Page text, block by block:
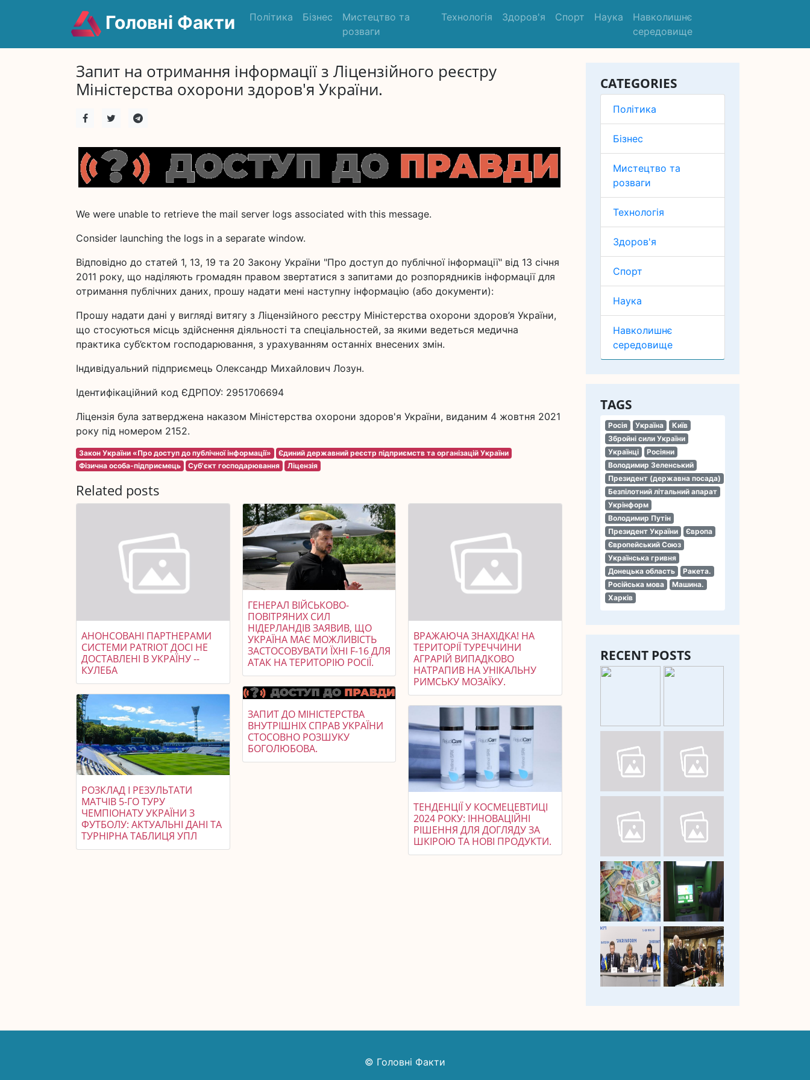
Головні Факти Політика Бізнес
Мистецтво та
розваги
Технологія Здоров'я Спорт Наука
Навколишнє
середовище
CATEGORIES
Політика
Бізнес
Мистецтво та
розваги
Технологія
Здоров'я
Спорт
Наука
Навколишнє
середовище
TAGS
Росія Україна
Київ
Збройні сили України
Українці
Росіяни
Володимир Зеленський
Президент (державна посада)
Безпілотний літальний апарат
Укрінформ
Володимир Путін
Президент України
Європа
Європейський Союз
Українська гривня
Донецька область
Ракета.
Російська мова
Машина.
Харків
RECENT POSTS
Запит на отримання інформації з Ліцензійного реєстру
Міністерства охорони здоров'я України.
We were unable to retrieve the mail server logs associated with this message.
Consider launching the logs in a separate window.
Відповідно до статей 1, 13, 19 та 20 Закону України "Про доступ до публічної інформації" від 13 січня
2011 року, що наділяють громадян правом звертатися з запитами до розпорядників інформації для
отримання публічних даних, прошу надати мені наступну інформацію (або документи):
Прошу надати дані у вигляді витягу з Ліцензійного реєстру Міністерства охорони здоров’я України,
що стосуються місць здійснення діяльності та спеціальностей, за якими ведеться медична
практика суб’єктом господарювання, з урахуванням останніх внесених змін.
Індивідуальний підприємець Олександр Михайлович Лозун.
Ідентифікаційний код ЄДРПОУ: 2951706694
Ліцензія була затверджена наказом Міністерства охорони здоров'я України, виданим 4 жовтня 2021
року під номером 2152.
Закон України «Про доступ до публічної інформації»
Єдиний державний реєстр підприємств та організацій України
Фізична особа-підприємець
Суб'єкт господарювання Ліцензія
Related posts
АНОНСОВАНІ ПАРТНЕРАМИ
СИСТЕМИ PATRIOT ДОСІ НЕ
ДОСТАВЛЕНІ В УКРАЇНУ --
КУЛЕБА
РОЗКЛАД І РЕЗУЛЬТАТИ
МАТЧІВ 5-ГО ТУРУ
ЧЕМПІОНАТУ УКРАЇНИ З
ФУТБОЛУ: АКТУАЛЬНІ ДАНІ ТА
ТУРНІРНА ТАБЛИЦЯ УПЛ
ГЕНЕРАЛ ВІЙСЬКОВО-
ПОВІТРЯНИХ СИЛ
НІДЕРЛАНДІВ ЗАЯВИВ, ЩО
УКРАЇНА МАЄ МОЖЛИВІСТЬ
ЗАСТОСОВУВАТИ ЇХНІ F-16 ДЛЯ
АТАК НА ТЕРИТОРІЮ РОСІЇ.
ЗАПИТ ДО МІНІСТЕРСТВА
ВНУТРІШНІХ СПРАВ УКРАЇНИ
СТОСОВНО РОЗШУКУ
БОГОЛЮБОВА.
ВРАЖАЮЧА ЗНАХІДКА! НА
ТЕРИТОРІЇ ТУРЕЧЧИНИ
АГРАРІЙ ВИПАДКОВО
НАТРАПИВ НА УНІКАЛЬНУ
РИМСЬКУ МОЗАЇКУ.
ТЕНДЕНЦІЇ У КОСМЕЦЕВТИЦІ
2024 РОКУ: ІННОВАЦІЙНІ
РІШЕННЯ ДЛЯ ДОГЛЯДУ ЗА
ШКІРОЮ ТА НОВІ ПРОДУКТИ.
© Головні Факти